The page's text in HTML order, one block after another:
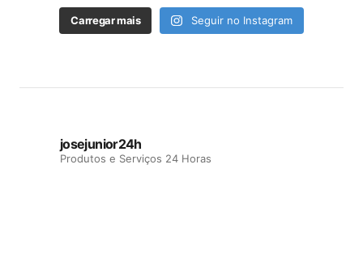
Carregar mais Seguir no Instagram
josejunior24h
Produtos e Serviços 24 Horas